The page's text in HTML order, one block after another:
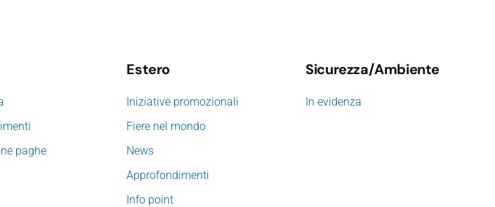
paghe
Estero
Iniziative promozionali
Fiere nel mondo
News
Approfondimenti
Info point
Sicurezza/Ambiente
In evidenza